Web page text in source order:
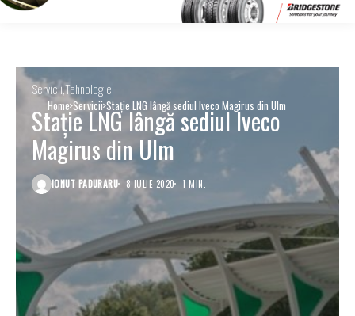
Home Servicii Stație LNG lângă sediul Iveco Magirus din Ulm
ServiciiTehnologie
Stație LNG lângă sediul Iveco
Magirus din Ulm
IONUT PADURARU 8 IULIE 2020 1 MIN.